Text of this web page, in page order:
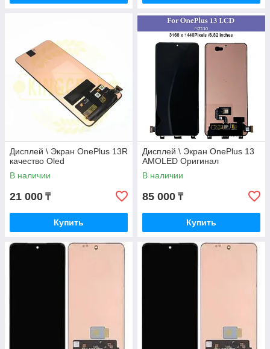
Дисплей \ Экран OnePlus 13R
качество Oled
В наличии
21 000 ₸
Купить
Дисплей \ Экран OnePlus 13
AMOLED Оригинал
В наличии
85 000 ₸
Купить